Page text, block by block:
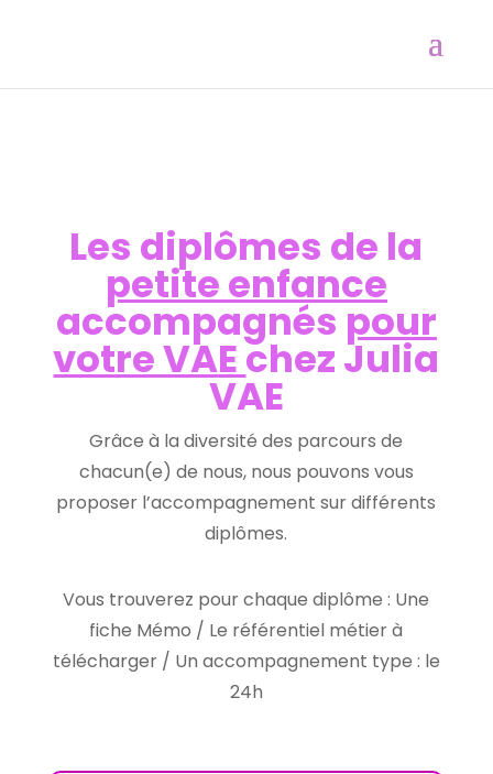
Les diplômes de la
petite enfance
accompagnés pour
votre VAEchez Julia
VAE
Grâce à la diversité des parcours de
chacun(e) de nous, nous pouvons vous
proposer l’accompagnement sur différents
diplômes.
Vous trouverez pour chaque diplôme : Une
fiche Mémo / Le référentiel métier à
télécharger / Un accompagnement type : le
24h